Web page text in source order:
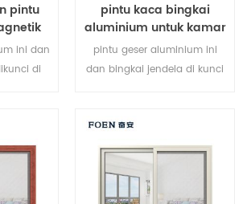
pintu
ini dan
di
baik.
untuk
pintu kaca bingkai
aluminium untuk kamar
mandi internal
pintu geser aluminium ini
dan bingkai jendela di kunci
anti-pencurian sangat baik.
berbagai jenis pintu untuk
kebutuhan arsitektur